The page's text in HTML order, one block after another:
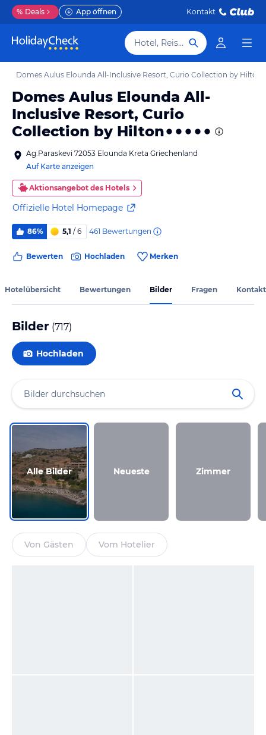
% Deals App öffnen Kontakt
Hotel, Reiseziel
Domes Aulus Elounda All-Inclusive Resort, Curio Collection by Hilton
Domes Aulus Elounda All-
Inclusive Resort, Curio
Collection by Hilton
Ag.Paraskevi 72053 Elounda Kreta Griechenland
Auf Karte anzeigen
Aktionsangebot des Hotels
Offizielle Hotel Homepage
86% 5,1 / 6 461 Bewertungen
Bewerten Hochladen Merken
Hotelübersicht Bewertungen Bilder Fragen Kontakt
Bilder (717)
Hochladen
Alle Bilder Neueste Zimmer
Von Gästen Vom Hotelier